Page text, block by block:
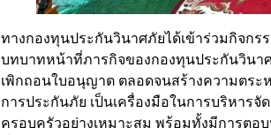
ทางกองทุนประกันวินาศภัยได้เข้าร่วมกิจก
บทบาทหน้าที่ภารกิจของกองทุนประกันวิน
เพิกถอนใบอนุญาต ตลอดจนสร้างความตร
การประกันภัย เป็นเครื่องมือในการบริหาร
ครอบครัวอย่างเหมาะสม พร้อมทั้งมีการตอ